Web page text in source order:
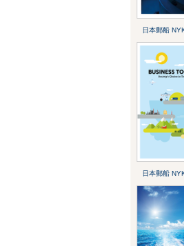
日本郵船
日本郵船